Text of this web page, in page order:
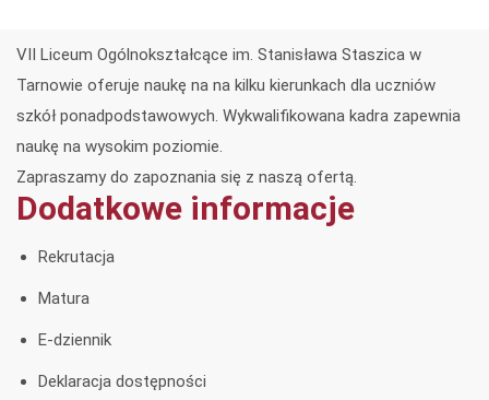
VII Liceum Ogólnokształcące im. Stanisława Staszica w
Tarnowie oferuje naukę na na kilku kierunkach dla uczniów
szkół ponadpodstawowych. Wykwalifikowana kadra zapewnia
naukę na wysokim poziomie.
Zapraszamy do zapoznania się z naszą ofertą.
Dodatkowe informacje
Rekrutacja
Matura
E-dziennik
Deklaracja dostępności